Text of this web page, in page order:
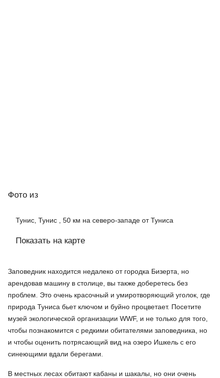
Фото из
Тунис, Тунис , 50 км на северо-западе от Туниса
Показать на карте
Заповедник находится недалеко от городка Бизерта, но
арендовав машину в столице, вы также доберетесь без
проблем. Это очень красочный и умиротворяющий уголок, где
природа Туниса бьет ключом и буйно процветает. Посетите
музей экологической организации WWF, и не только для того,
чтобы познакомится с редкими обитателями заповедника, но
и чтобы оценить потрясающий вид на озеро Ишкель с его
синеющими вдали берегами.
В местных лесах обитают кабаны и шакалы, но они очень